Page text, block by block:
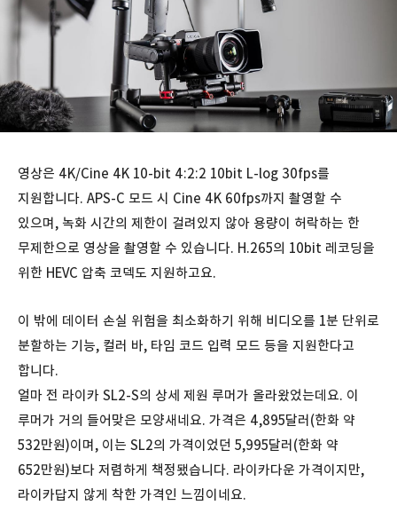
영상은 4K/Cine 4K 10-bit 4:2:2 10bit L-log 30fps를
지원합니다. APS-C 모드 시 Cine 4K 60fps까지 촬영할 수
있으며, 녹화 시간의 제한이 걸려있지 않아 용량이 허락하는 한
무제한으로 영상을 촬영할 수 있습니다. H.265의 10bit 레코딩을
위한 HEVC 압축 코덱도 지원하고요.
이 밖에 데이터 손실 위험을 최소화하기 위해 비디오를 1분 단위로
분할하는 기능, 컬러 바, 타임 코드 입력 모드 등을 지원한다고
합니다.
얼마 전 라이카 SL2-S의 상세 제원 루머가 올라왔었는데요. 이
루머가 거의 들어맞은 모양새네요. 가격은 4,895달러(한화 약
532만원)이며, 이는 SL2의 가격이었던 5,995달러(한화 약
652만원)보다 저렴하게 책정됐습니다. 라이카다운 가격이지만,
라이카답지 않게 착한 가격인 느낌이네요.